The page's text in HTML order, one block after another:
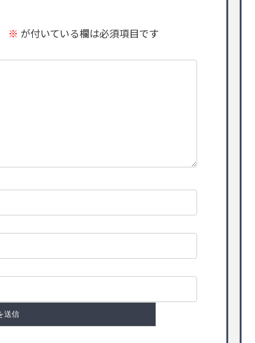
※ が付いている欄は必須項目です